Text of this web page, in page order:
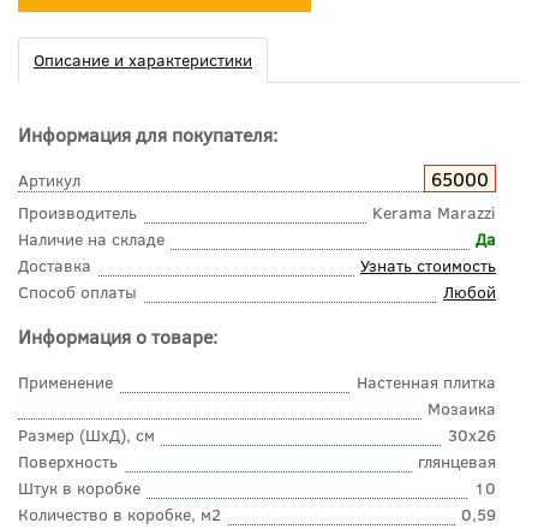
Описание и характеристики
Информация для покупателя:
Артикул 65000
Производитель
Kerama Marazzi
Наличие на складе
Да
Доставка
Узнать стоимость
Способ оплаты
Любой
Информация о товаре:
Применение
Настенная плитка
Мозаика
Размер (ШхД), см
30x26
Поверхность
глянцевая
Штук в коробке
10
Количество в коробке, м2
0,59